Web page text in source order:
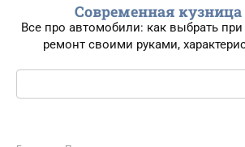
Современная кузница
Все про автомобили: как выбрать при
ремонт своими руками,
Поиск: